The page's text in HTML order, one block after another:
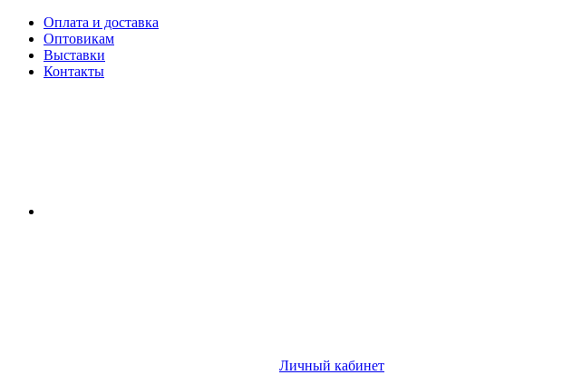
Оплата и доставка
Оптовикам
Выставки
Контакты
Личный кабинет